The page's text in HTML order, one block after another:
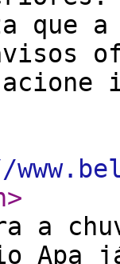
a
>
a
Apa